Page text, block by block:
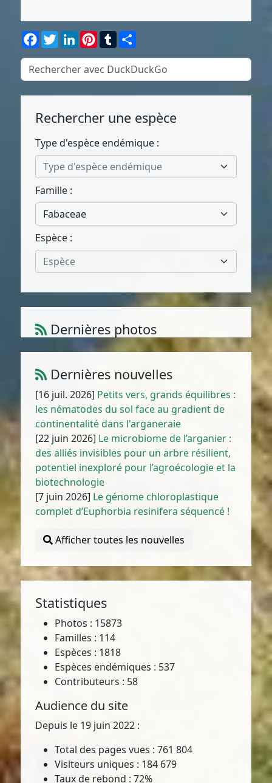
Facebook
TwitterLinkedInPinterest
Tumblr
Rechercher une espèce
Type d'espèce endémique :
Type d'espèce endémique
Famille :
Fabaceae
Espèce :
Espèce
Dernières photos
Amaranthus muricatus (Moq.) Hieron.
Dernières nouvelles
[16 juil. 2026] Petits vers, grands équilibres :
les nématodes du sol face au gradient de
continentalité dans l'arganeraie
[22 juin 2026] Le microbiome de l’arganier :
des alliés invisibles pour un arbre résilient,
potentiel inexploré pour l’agroécologie et la
biotechnologie
[7 juin 2026] Le génome chloroplastique
complet d’Euphorbia resinifera séquencé !
Afficher toutes les nouvelles
Statistiques
Photos : 15873
Familles : 114
Espèces : 1818
Espèces endémiques : 537
Contributeurs : 58
Audience du site
Depuis le 19 juin 2022 :
Total des pages vues : 761 804
Visiteurs uniques : 184 679
Taux de rebond : 72%